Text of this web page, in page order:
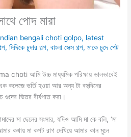
পোদ মারা
bengali choti golpo, latest
,দিদিকে চুদার গল্প,বাংলা সেক্স গল্প,মাকে চুদে পেট
choti আমি উচ্চ মাধ্যমিক পরিক্ষায় ভালভাবেই
কলেজে ভর্তি হওয়া আর অন্য টা বহুদিনের
ভিতর বীর্যপাত করা।
মা ছেলের সংসার, যদিও আমি মা কে বলি, ‘মা
কথায় মা কপট রাগ দেখিয়ে আমার কান‌ মুলে